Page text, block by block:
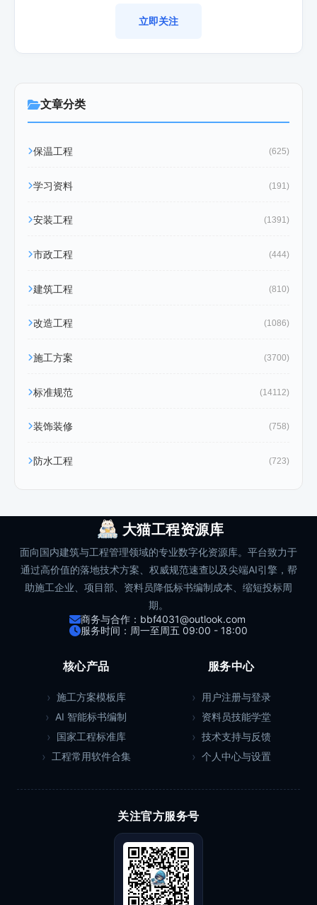
立即关注
文章分类
保温工程 (625)
学习资料 (191)
安装工程 (1391)
市政工程 (444)
建筑工程 (810)
改造工程 (1086)
施工方案 (3700)
标准规范 (14112)
装饰装修 (758)
防水工程 (723)
大猫工程资源库
面向国内建筑与工程管理领域的专业数字化资源库。平台致力于
通过高价值的落地技术方案、权威规范速查以及尖端AI引擎，帮
助施工企业、项目部、资料员降低标书编制成本、缩短投标周
期。
商务与合作：bbf4031@outlook.com
服务时间：周一至周五 09:00 - 18:00
核心产品
施工方案模板库
AI 智能标书编制
国家工程标准库
工程常用软件合集
服务中心
用户注册与登录
资料员技能学堂
技术支持与反馈
个人中心与设置
关注官方服务号